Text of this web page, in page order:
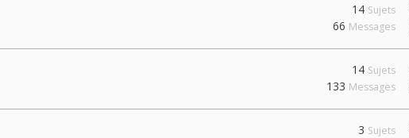
14 Sujets
66 Messages
14 Sujets
133 Messages
3 Sujets